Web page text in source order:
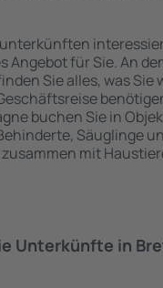
Angebot für Sie. An
Sie alles, was Sie
buchen Sie in
Säuglinge
mit
Unterkünfte in